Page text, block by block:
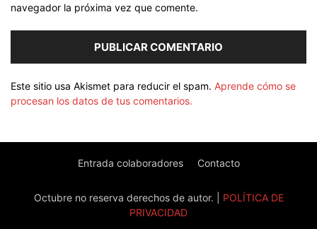
navegador la próxima vez que comente.
Este sitio usa Akismet para reducir el spam. Aprende cómo se
procesan los datos de tus comentarios.
Entrada colaboradores Contacto
Octubre no reserva derechos de autor. | POLÍTICA DE
PRIVACIDAD